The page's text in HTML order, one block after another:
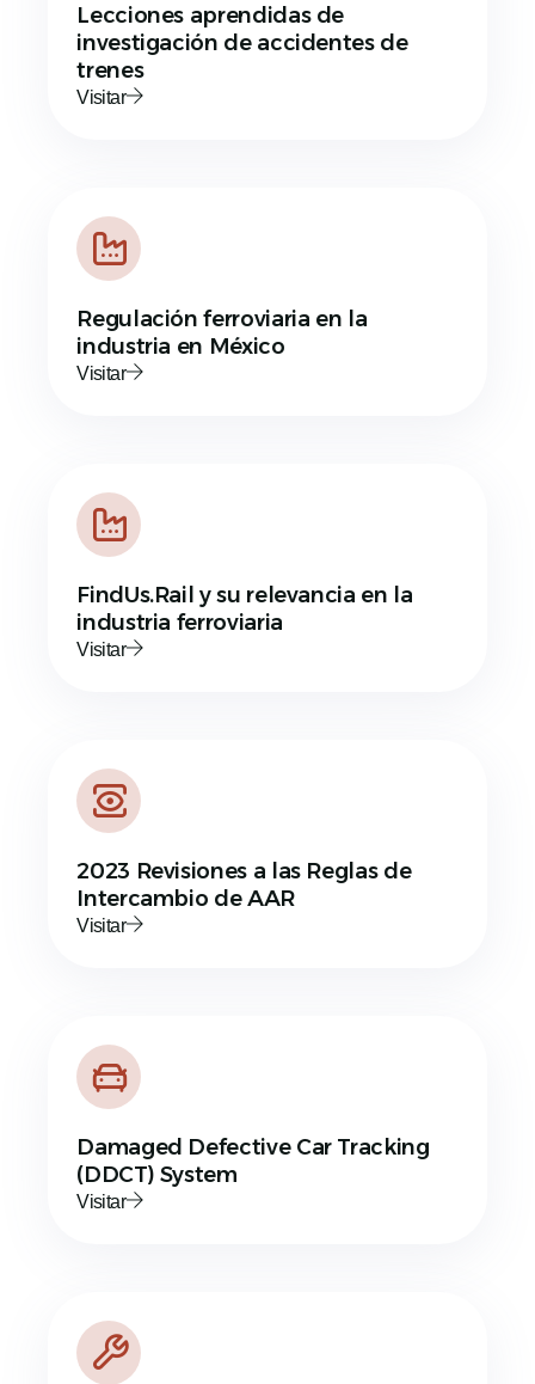
Lecciones aprendidas de
investigación de accidentes de
trenes
Visitar
Regulación ferroviaria en la
industria en México
Visitar
FindUs.Rail y su relevancia en la
industria ferroviaria
Visitar
2023 Revisiones a las Reglas de
Intercambio de AAR
Visitar
Damaged Defective Car Tracking
(DDCT) System
Visitar